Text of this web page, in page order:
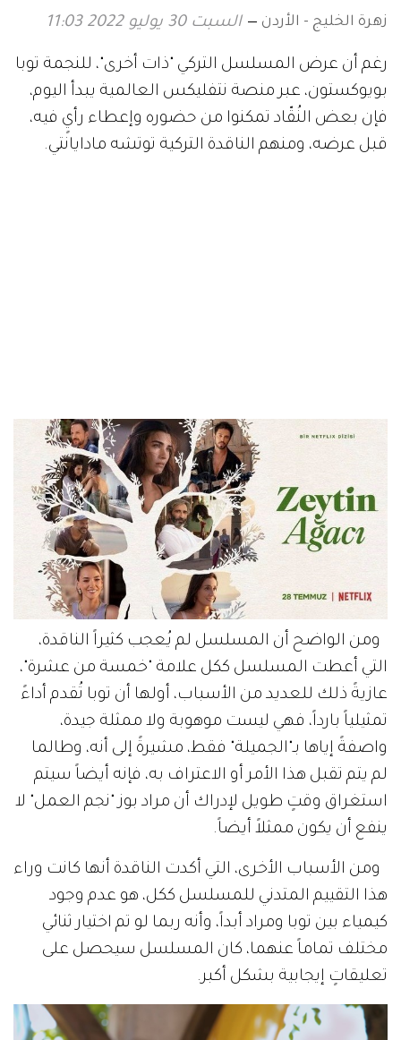
زهرة الخليج - الأردن السبت 30 يوليو 2022 11:03
رغم أن عرض المسلسل التركي "ذات أخرى"، للنجمة توبا
بويوكستون، عبر منصة نتفليكس العالمية يبدأ اليوم،
فإن بعض النُقّاد تمكنوا من حضوره وإعطاء رأيٍ فيه،
قبل عرضه، ومنهم الناقدة التركية توتشه مادايانتي.
ومن الواضح أن المسلسل لم يُعجب كثيراً الناقدة،
التي أعطت المسلسل ككل علامة "خمسة من عشرة"،
عازيةً ذلك للعديد من الأسباب، أولها أن توبا تُقدم أداءً
تمثيلياً بارداً، فهي ليست موهوبة ولا ممثلة جيدة،
واصفةً إياها بـ"الجميلة" فقط، مشيرةً إلى أنه، وطالما
لم يتم تقبل هذا الأمر أو الاعتراف به، فإنه أيضاً سيتم
استغراق وقتٍ طويل لإدراك أن مراد بوز "نجم العمل" لا
ينفع أن يكون ممثلاً أيضاً.
ومن الأسباب الأخرى، التي أكدت الناقدة أنها كانت وراء
هذا التقييم المتدني للمسلسل ككل، هو عدم وجود
كيمياء بين توبا ومراد أبداً، وأنه ربما لو تم اختيار ثنائي
مختلف تماماً عنهما، كان المسلسل سيحصل على
تعليقاتٍ إيجابية بشكل أكبر.